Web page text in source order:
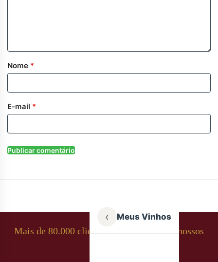
Nome *
E-mail *
‹ Meus Vinhos
Mais de 80.000 clientes apaixonados por nossos